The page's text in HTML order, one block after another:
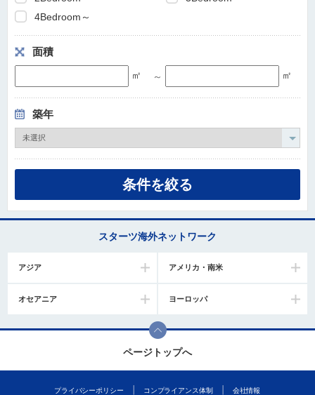
4Bedroom～
面積
㎡ ～ ㎡
築年
スターツ海外ネットワーク
アジア アメリカ・南米
オセアニア ヨーロッパ
ページトップへ
プライバシーポリシー コンプライアンス体制 会社情報